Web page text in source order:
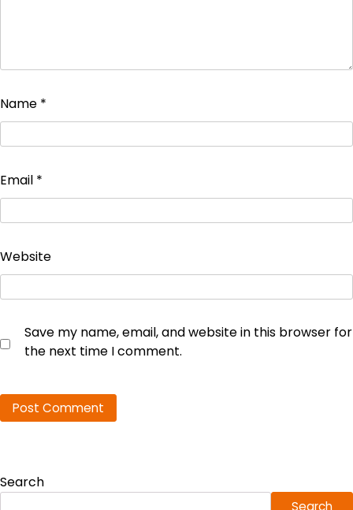
Name *
Email *
Website
Save my name, email, and website in this browser for
the next time I comment.
Search
Search